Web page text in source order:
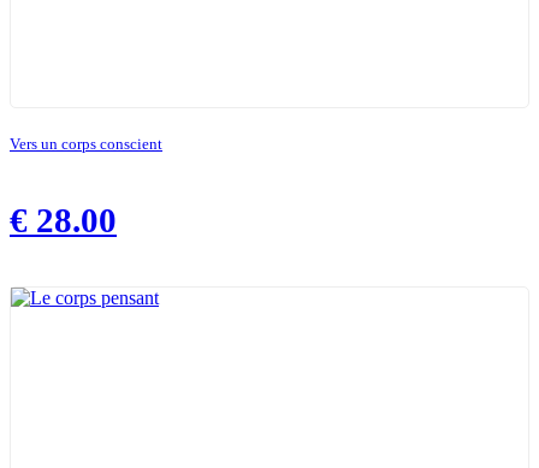
Vers un corps conscient
€ 28.00